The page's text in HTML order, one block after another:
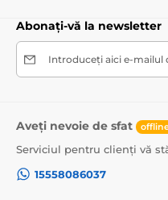
Abonați-vă la newsletter
Introduceți aici e-mailul
Aveți nevoie de sfat
Serviciul pentru clienți vă
15558086037